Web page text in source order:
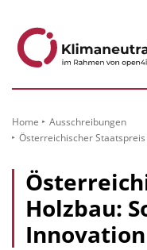
Home
Ausschreibungen
Österreichischer
Holzbau: